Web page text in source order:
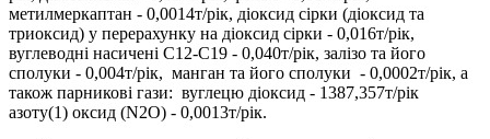
метилмеркаптан - 0,0014т/рік, діоксид сірки (діоксид та
триоксид) у перерахунку на діоксид сірки - 0,016т/рік,
вуглеводні насичені С12-С19 - 0,040т/рік, залізо та його
сполуки - 0,004т/рік, манган та його сполуки - 0,0002т/рік, а
також парникові гази: вуглецю діоксид - 1387,357т/рік
азоту(1) оксид (N2O) - 0,0013т/рік.